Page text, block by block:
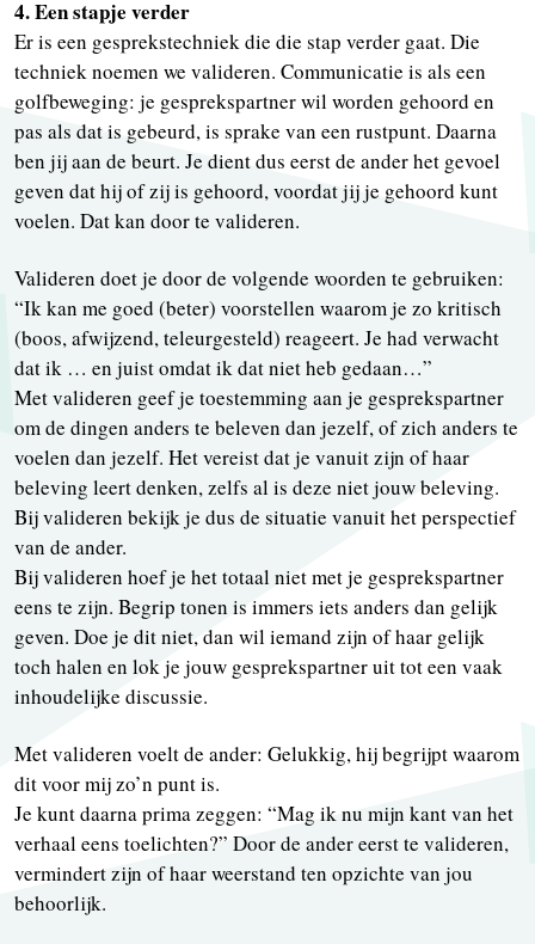
4. Een stapje verder
Er is een gesprekstechniek die die stap verder gaat. Die
techniek noemen we valideren. Communicatie is als een
golfbeweging: je gesprekspartner wil worden gehoord en
pas als dat is gebeurd, is sprake van een rustpunt. Daarna
ben jij aan de beurt. Je dient dus eerst de ander het gevoel
geven dat hij of zij is gehoord, voordat jij je gehoord kunt
voelen. Dat kan door te valideren.
Valideren doet je door de volgende woorden te gebruiken:
“Ik kan me goed (beter) voorstellen waarom je zo kritisch
(boos, afwijzend, teleurgesteld) reageert. Je had verwacht
dat ik … en juist omdat ik dat niet heb gedaan…”
Met valideren geef je toestemming aan je gesprekspartner
om de dingen anders te beleven dan jezelf, of zich anders te
voelen dan jezelf. Het vereist dat je vanuit zijn of haar
beleving leert denken, zelfs al is deze niet jouw beleving.
Bij valideren bekijk je dus de situatie vanuit het perspectief
van de ander.
Bij valideren hoef je het totaal niet met je gesprekspartner
eens te zijn. Begrip tonen is immers iets anders dan gelijk
geven. Doe je dit niet, dan wil iemand zijn of haar gelijk
toch halen en lok je jouw gesprekspartner uit tot een vaak
inhoudelijke discussie.
Met valideren voelt de ander: Gelukkig, hij begrijpt waarom
dit voor mij zo’n punt is.
Je kunt daarna prima zeggen: “Mag ik nu mijn kant van het
verhaal eens toelichten?” Door de ander eerst te valideren,
vermindert zijn of haar weerstand ten opzichte van jou
behoorlijk.